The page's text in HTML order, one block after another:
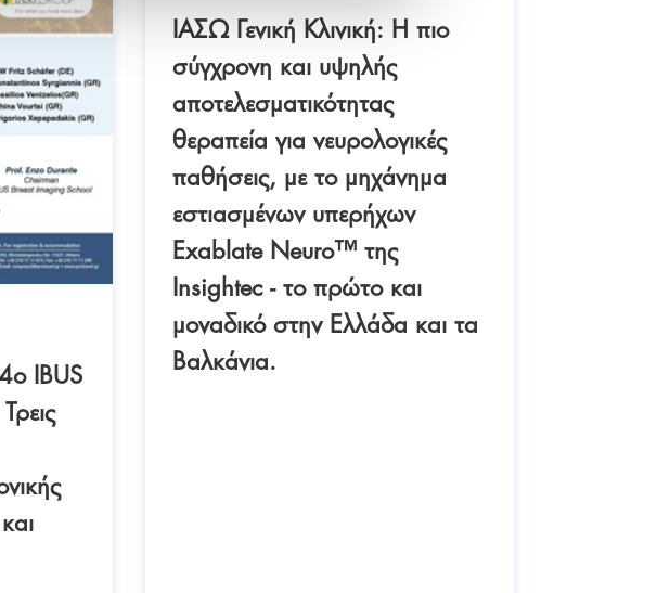
IBUS
ΙΑΣΩ Γενική Κλινική: Η πιο
σύγχρονη και υψηλής
αποτελεσματικότητας
θεραπεία για νευρολογικές
παθήσεις, με το μηχάνημα
εστιασμένων υπερήχων
Exablate Neuro™ της
Insightec - το πρώτο και
μοναδικό στην Ελλάδα και τα
Βαλκάνια.